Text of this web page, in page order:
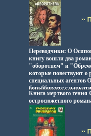
Перевод с
А Некипелова Автор
Pendleton.
Переводчики: О
книгу вошли два
"оборотнем" и
которые повествуют о
специальных агентов
борьббшуяте с
интрига, хитроумная
комбинация,
представителей
фон, на котором
события Перевод с
Джерри Остер Jerry
Книга мертвого
остросюжетного